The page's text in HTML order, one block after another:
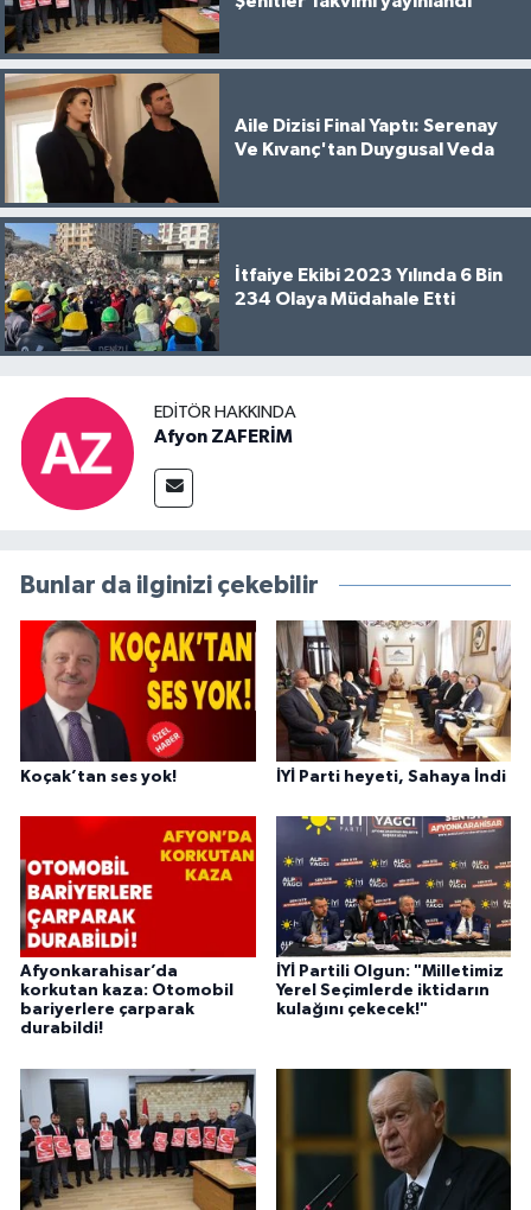
Aile Dizisi Final Yaptı: Serenay
Ve Kıvanç'tan Duygusal Veda
İtfaiye Ekibi 2023 Yılında 6 Bin
234 Olaya Müdahale Etti
EDITÖR HAKKINDA
Afyon ZAFERİM
Bunlar da ilginizi çekebilir
Koçak’tan ses yok! İYİ Parti heyeti, Sahaya İndi
Afyonkarahisar’da
korkutan kaza: Otomobil
bariyerlere çarparak
durabildi!
İYİ Partili Olgun: "Milletimiz
Yerel Seçimlerde iktidarın
kulağını çekecek!"